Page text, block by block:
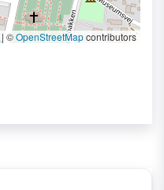
| ©OpenStreetMapcontributors